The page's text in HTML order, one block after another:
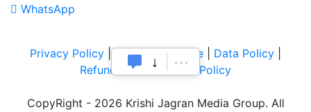
WhatsApp
Privacy Policy |Terms of Service Data Policy
Refund & Cancellation Policy
CopyRight - 2026 Krishi Jagran Media Group. All